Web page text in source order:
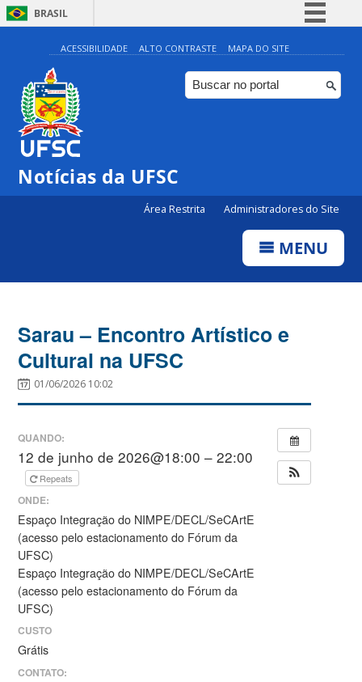
BRASIL
Simplifique!
Comunica BR
Participe
ACESSIBILIDADE ALTO CONTRASTE MAPA DO SITE
Notícias da UFSC
Área Restrita Administradores do Site
MENU
Sarau – Encontro Artístico e
Cultural na UFSC
01/06/2026 10:02
QUANDO:
12 de junho de 2026@18:00 – 22:00
Repeats
ONDE:
Espaço Integração do NIMPE/DECL/SeCArtE
(acesso pelo estacionamento do Fórum da
UFSC)
Espaço Integração do NIMPE/DECL/SeCArtE
(acesso pelo estacionamento do Fórum da
UFSC)
CUSTO
Grátis
CONTATO: